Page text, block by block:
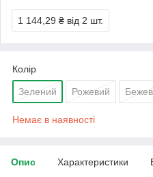
1 144,29 ₴ від 2 шт.
Колір
Зелений Рожевий
Немає в наявності
Опис Характеристики